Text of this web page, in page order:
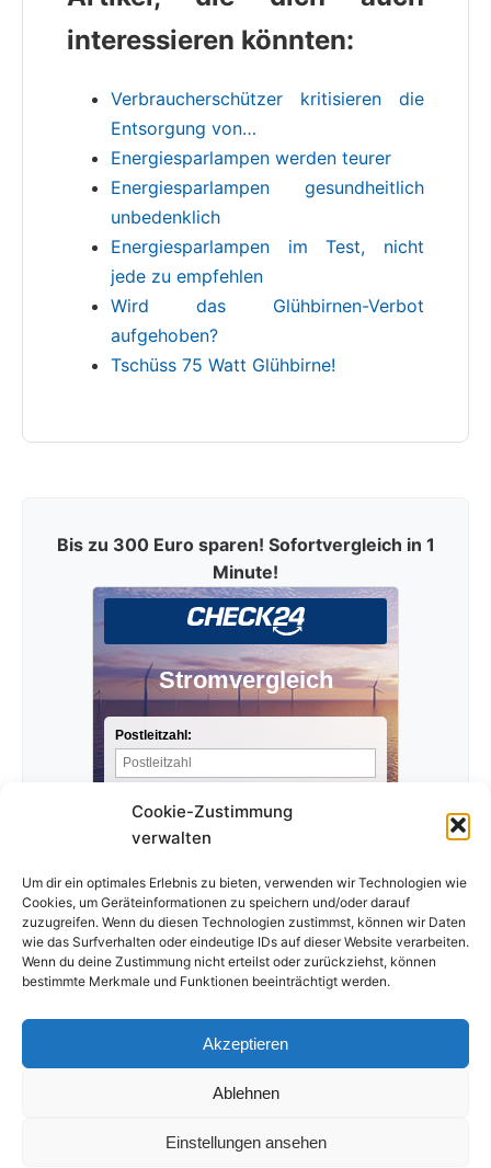
Cookie-Zustimmung
verwalten
Um dir ein optimales Erlebnis zu bieten, verwenden wir Technologien wie
Cookies, um Geräteinformationen zu speichern und/oder darauf
zuzugreifen. Wenn du diesen Technologien zustimmst, können wir Daten
wie das Surfverhalten oder eindeutige IDs auf dieser Website verarbeiten.
Wenn du deine Zustimmung nicht erteilst oder zurückziehst, können
bestimmte Merkmale und Funktionen beeinträchtigt werden.
Akzeptieren
Ablehnen
Einstellungen ansehen
interessieren könnten:
Verbraucherschützer kritisieren die
Entsorgung von…
Energiesparlampen werden teurer
Energiesparlampen gesundheitlich
unbedenklich
Energiesparlampen im Test, nicht
jede zu empfehlen
Wird das Glühbirnen-Verbot
aufgehoben?
Tschüss 75 Watt Glühbirne!
Bis zu 300 Euro sparen! Sofortvergleich in 1
Minute!
Stromvergleich
Postleitzahl:
Datenschutzerklärung
© 2026 Der-Strompreis-Vergleich.de. Alle Rechte vorbehalten.